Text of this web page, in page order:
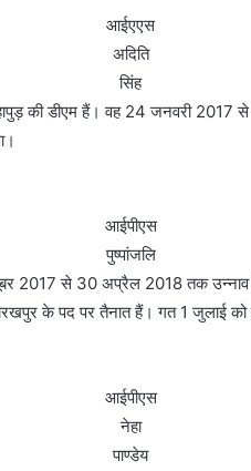
आईएएस
अदिति
सिंह
की डीएम हैं। वह 24 जनवरी 2017
आईपीएस
पुष्पांजलि
2017 से 30 अप्रैल 2018 तक उन्नाव
के पद पर तैनात हैं। गत 1 जुलाई
आईपीएस
नेहा
पाण्डेय